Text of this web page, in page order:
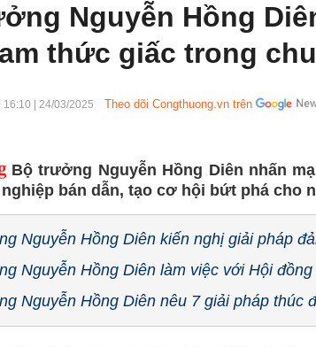
Nguyễn Hồng
thức giấc trong
16:10 24/03/2025 Theo dõi Congthuong.vn trên
Bộ trưởng Nguyễn Hồng Diên nhấn
bán dẫn, tạo cơ hội bứt phá cho
Nguyễn Hồng Diên kiến nghị giải pháp
Nguyễn Hồng Diên làm việc với Hội
Nguyễn Hồng Diên nêu 7 giải pháp thúc